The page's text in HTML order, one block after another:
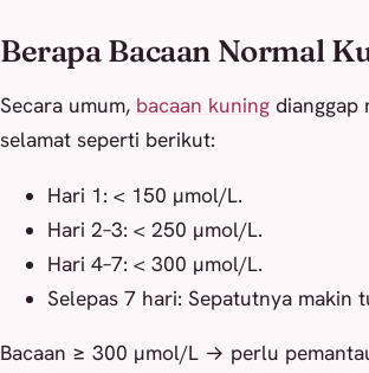
Berapa Bacaan Normal
Secara umum, bacaan kuning dianggap
selamat seperti berikut:
Hari 1: < 150 µmol/L.
Hari 2–3: < 250 µmol/L.
Hari 4–7: < 300 µmol/L.
Selepas 7 hari: Sepatutnya makin
Bacaan ≥ 300 µmol/L → perlu